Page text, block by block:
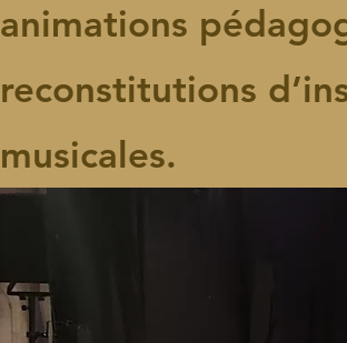
animations
reconstitutions
musicales.